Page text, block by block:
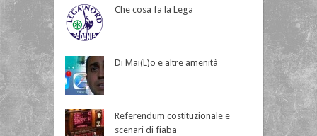
Che cosa fa la Lega
Di Mai(L)o e altre amenità
Referendum costituzionale e
scenari di fiaba